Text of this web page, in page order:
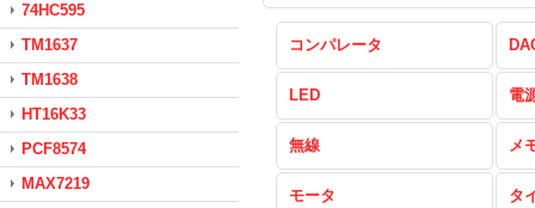
74HC595
TM1637
TM1638
HT16K33
PCF8574
MAX7219
コンパレータ
LED 電
無線 メ
モータ タ